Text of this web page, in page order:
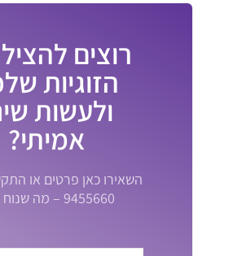
רוצים
הזוגיות
ולעשות
אמיתי?
9455660 – מה שנוח לכם